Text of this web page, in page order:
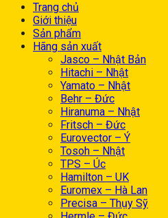
Trang chủ
Giới thiệu
Sản phẩm
Hãng sản xuất
Jasco – Nhật Bản
Hitachi – Nhật
Yamato – Nhật
Behr – Đức
Hiranuma – Nhật
Fritsch – Đức
Eurovector – Ý
Tosoh – Nhật
TPS – Úc
Hamilton – UK
Euromex – Hà Lan
Precisa – Thụy Sỹ